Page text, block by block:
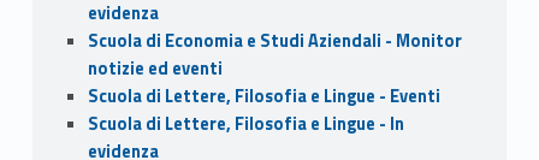
evidenza
Scuola di Economia e Studi Aziendali - Monitor
notizie ed eventi
Scuola di Lettere, Filosofia e Lingue - Eventi
Scuola di Lettere, Filosofia e Lingue - In
evidenza